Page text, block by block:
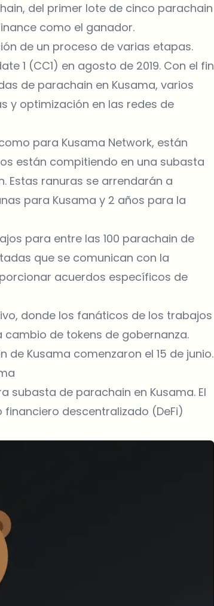
del primer lote de cinco parachain
como el ganador.
de un proceso de varias etapas.
1 (CC1) en agosto de 2019. Con el fin
de parachain en Kusama, varios
y optimización en las redes de
para Kusama Network, están
están compitiendo en una subasta
Estas ranuras se arrendarán a
para Kusama y 2 años para la
para entre las 100 parachain de
que se comunican con la
acuerdos específicos de
donde los fanáticos de los trabajos
de tokens de gobernanza.
Kusama comenzaron el 15 de junio.
subasta de parachain en Kusama. El
descentralizado (DeFi)